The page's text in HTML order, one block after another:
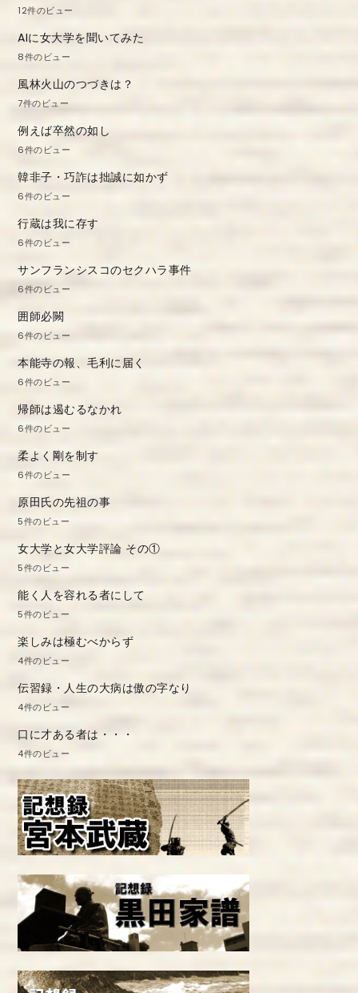
12件のビュー
AIに女大学を聞いてみた
8件のビュー
風林火山のつづきは？
7件のビュー
例えば卒然の如し
6件のビュー
韓非子・巧詐は拙誠に如かず
6件のビュー
行蔵は我に存す
6件のビュー
サンフランシスコのセクハラ事件
6件のビュー
囲師必闕
6件のビュー
本能寺の報、毛利に届く
6件のビュー
帰師は遏むるなかれ
6件のビュー
柔よく剛を制す
6件のビュー
原田氏の先祖の事
5件のビュー
女大学と女大学評論 その①
5件のビュー
能く人を容れる者にして
5件のビュー
楽しみは極むべからず
4件のビュー
伝習録・人生の大病は傲の字なり
4件のビュー
口に才ある者は・・・
4件のビュー